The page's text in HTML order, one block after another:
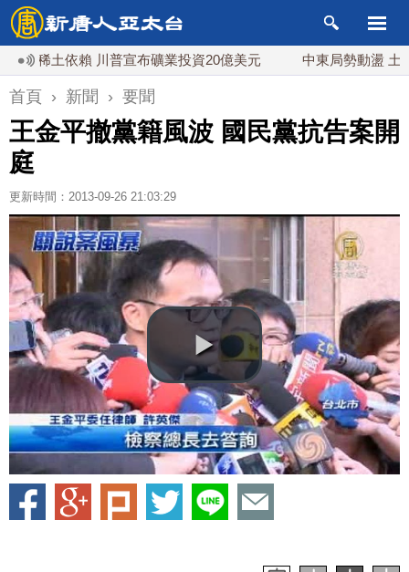
土依賴 川普宣布礦業投資20億美元 中東局勢動盪 土耳其沙
首頁 › 新聞 › 要聞
王金平撤黨籍風波 國民黨抗告案開
庭
更新時間：2013-09-26 21:03:29